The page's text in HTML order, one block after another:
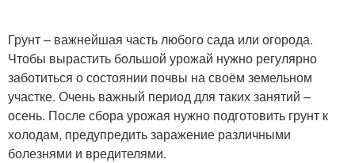
Грунт – важнейшая часть любого сада или огорода.
Чтобы вырастить большой урожай нужно регулярно
заботиться о состоянии почвы на своём земельном
участке. Очень важный период для таких занятий –
осень. После сбора урожая нужно подготовить грунт к
холодам, предупредить заражение различными
болезнями и вредителями.